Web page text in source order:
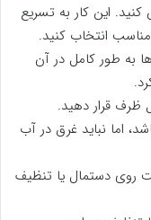
در آب خیس کنید. این کار به تسریع
انتخاب کنید.
به طور کامل در آن
ظرف قرار دهید.
اما نباید غرق در آب
روی دستمال یا تنظیف